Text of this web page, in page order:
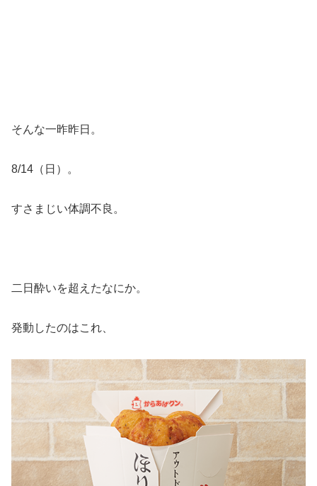
そんな一昨昨日。
8/14（日）。
すさまじい体調不良。
二日酔いを超えたなにか。
発動したのはこれ、